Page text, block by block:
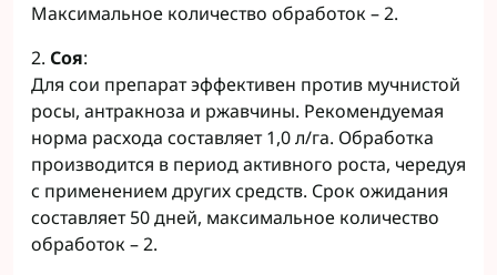
Максимальное количество обработок – 2.
2. Соя:
Для сои препарат эффективен против мучнистой
росы, антракноза и ржавчины. Рекомендуемая
норма расхода составляет 1,0 л/га. Обработка
производится в период активного роста, чередуя
с применением других средств. Срок ожидания
составляет 50 дней, максимальное количество
обработок – 2.